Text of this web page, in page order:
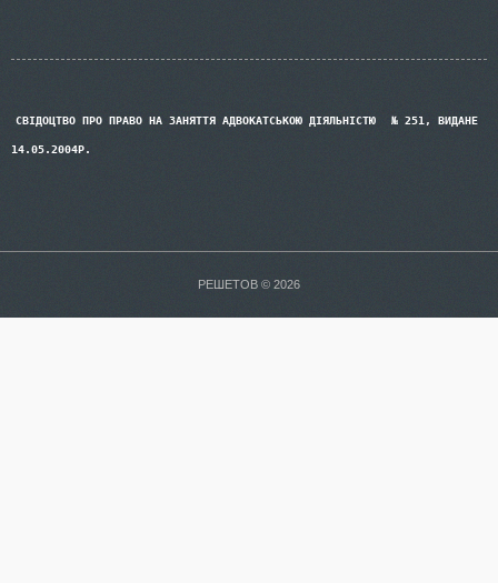
СВІДОЦТВО ПРО ПРАВО НА ЗАНЯТТЯ АДВОКАТСЬКОЮ ДІЯЛЬНІСТЮ № 251, ВИДАНЕ
14.05.2004Р.
РЕШЕТОВ © 2026